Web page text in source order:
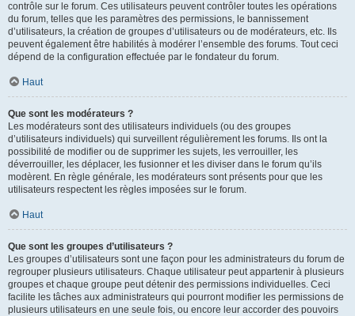
contrôle sur le forum. Ces utilisateurs peuvent contrôler toutes les opérations
du forum, telles que les paramètres des permissions, le bannissement
d’utilisateurs, la création de groupes d’utilisateurs ou de modérateurs, etc. Ils
peuvent également être habilités à modérer l’ensemble des forums. Tout ceci
dépend de la configuration effectuée par le fondateur du forum.
Haut
Que sont les modérateurs ?
Les modérateurs sont des utilisateurs individuels (ou des groupes
d’utilisateurs individuels) qui surveillent régulièrement les forums. Ils ont la
possibilité de modifier ou de supprimer les sujets, les verrouiller, les
déverrouiller, les déplacer, les fusionner et les diviser dans le forum qu’ils
modèrent. En règle générale, les modérateurs sont présents pour que les
utilisateurs respectent les règles imposées sur le forum.
Haut
Que sont les groupes d’utilisateurs ?
Les groupes d’utilisateurs sont une façon pour les administrateurs du forum de
regrouper plusieurs utilisateurs. Chaque utilisateur peut appartenir à plusieurs
groupes et chaque groupe peut détenir des permissions individuelles. Ceci
facilite les tâches aux administrateurs qui pourront modifier les permissions de
plusieurs utilisateurs en une seule fois, ou encore leur accorder des pouvoirs